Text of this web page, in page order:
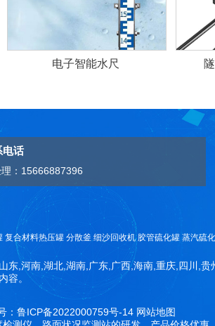
电子智能水尺
电话
：15666887396
复合材料热压罐 分散釜 细沙回收机 胶管硫化罐 蒸汽硫
,河南,湖北,湖南,广东,广西,海南,重庆,四川,
容。
：鲁ICP备2022000759号-14 网站地图